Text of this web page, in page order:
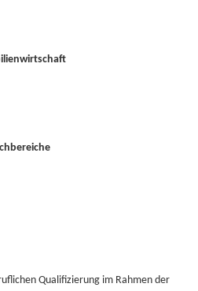
Qualifizierung im Rahmen der